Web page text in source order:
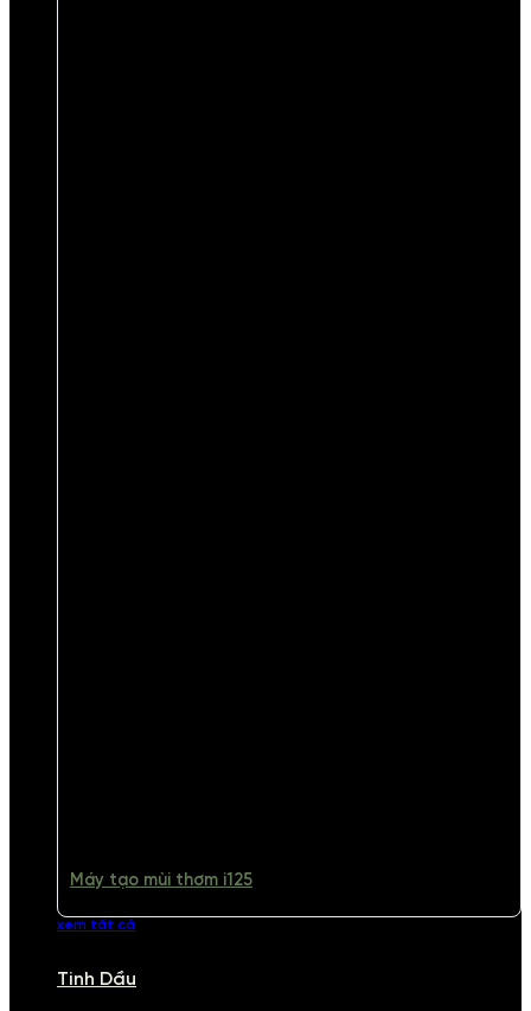
Máy tạo mùi thơm i125
xem tất cả
Tinh Dầu